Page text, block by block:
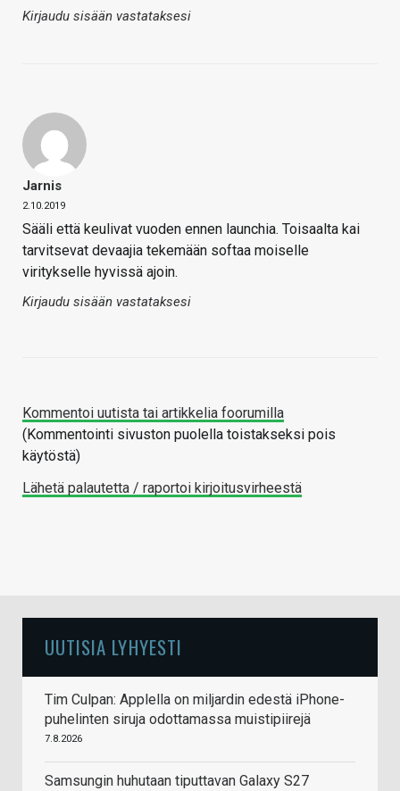
Kirjaudu sisään vastataksesi
Jarnis
2.10.2019
Sääli että keulivat vuoden ennen launchia. Toisaalta kai
tarvitsevat devaajia tekemään softaa moiselle
viritykselle hyvissä ajoin.
Kirjaudu sisään vastataksesi
Kommentoi uutista tai artikkelia foorumilla
(Kommentointi sivuston puolella toistakseksi pois
käytöstä)
Lähetä palautetta / raportoi kirjoitusvirheestä
UUTISIA LYHYESTI
Tim Culpan: Applella on miljardin edestä iPhone-
puhelinten siruja odottamassa muistipiirejä
7.8.2026
Samsungin huhutaan tiputtavan Galaxy S27